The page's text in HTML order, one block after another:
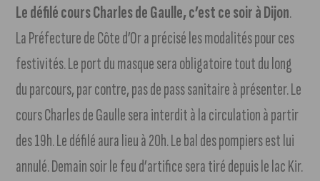
Le défilé cours Charles de Gaulle, c’est ce soir à Dijon.
La Préfecture de Côte d’Or a précisé les modalités pour ces
festivités. Le port du masque sera obligatoire tout du long
du parcours, par contre, pas de pass sanitaire à présenter. Le
cours Charles de Gaulle sera interdit à la circulation à partir
des 19h. Le défilé aura lieu à 20h. Le bal des pompiers est lui
annulé. Demain soir le feu d’artifice sera tiré depuis le lac Kir.